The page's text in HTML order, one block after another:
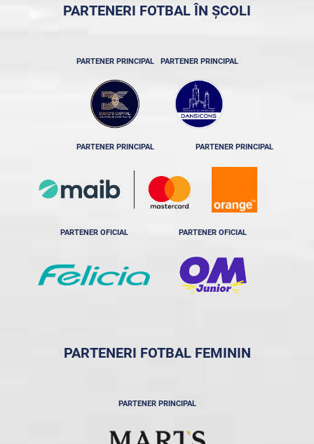
PARTENERI FOTBAL ÎN ȘCOLI
PARTENER PRINCIPAL PARTENER PRINCIPAL
PARTENER PRINCIPAL PARTENER PRINCIPAL
PARTENER OFICIAL PARTENER OFICIAL
PARTENERI FOTBAL FEMININ
PARTENER PRINCIPAL